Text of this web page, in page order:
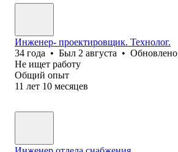
Инженер- проектировщик. Технолог.
34 года • Был 2 августа • Обновлено
Не ищет работу
Общий опыт
11 лет 10 месяцев